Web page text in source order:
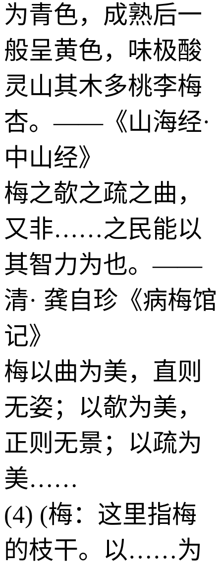
为青色，成熟后一
般呈黄色，味极酸
灵山其木多桃李梅
杏。——《山海经·
中山经》
梅之欹之疏之曲，
又非……之民能以
其智力为也。——
清· 龚自珍《病梅馆
记》
梅以曲为美，直则
无姿；以欹为美，
正则无景；以疏为
美……
(4) (梅：这里指梅
的枝干。以……为